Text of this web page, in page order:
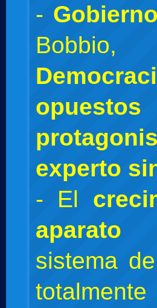
-
opuestos
experto
- El
aparato
sistema